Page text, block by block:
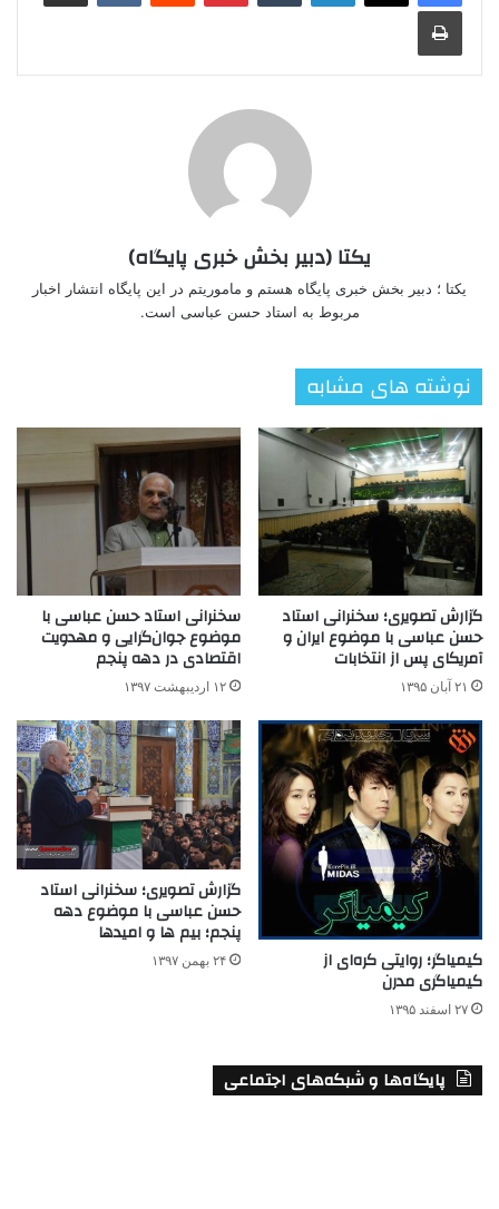
چاپ
یکتا (دبیر بخش خبری پایگاه)
یکتا ؛ دبیر بخش خبری پایگاه هستم و ماموریتم در این پایگاه انتشار اخبار
مربوط به استاد حسن عباسی است.
نوشته های مشابه
گزارش تصویری؛ سخنرانی استاد
حسن عباسی با موضوع ایران و
آمریکای پس از انتخابات
۲۱ آبان ۱۳۹۵
سخنرانی استاد حسن عباسی با
موضوع جوان‌گرایی و مهدویت
اقتصادی در دهه پنجم
۱۲ اردیبهشت ۱۳۹۷
کیمیاگر؛ روایتی کره‌ای از
کیمیاگری مدرن
۲۷ اسفند ۱۳۹۵
گزارش تصویری؛ سخنرانی استاد
حسن عباسی با موضوع دهه
پنجم؛ بیم ها و امیدها
۲۴ بهمن ۱۳۹۷
پایگاه‌ها و شبکه‌های اجتماعی